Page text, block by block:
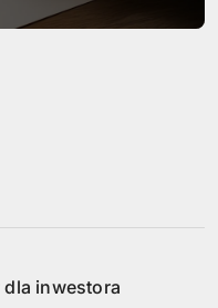
inwestora